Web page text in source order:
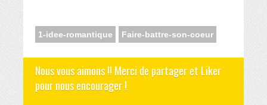
1-idee-romantique Faire-battre-son-coeur
Nous vous aimons !! Merci de partager et Liker
pour nous encourager !